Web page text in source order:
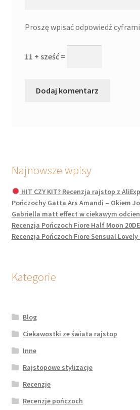
Proszę wpisać odpowiedź
11 + sześć =
Najnowsze wpisy
HIT CZY KIT? Recenzja rajstop z
Pończochy Gatta Ars Amandi – Okiem
Gabriella matt effect w ciekawym
Recenzja Pończoch Fiore Half Moon
Recenzja Pończoch Fiore Sensual Lovely
Kategorie
Blog
Ciekawostki ze świata rajstop
Inne
Rajstopowe stylizacje
Recenzje
Recenzje pończoch